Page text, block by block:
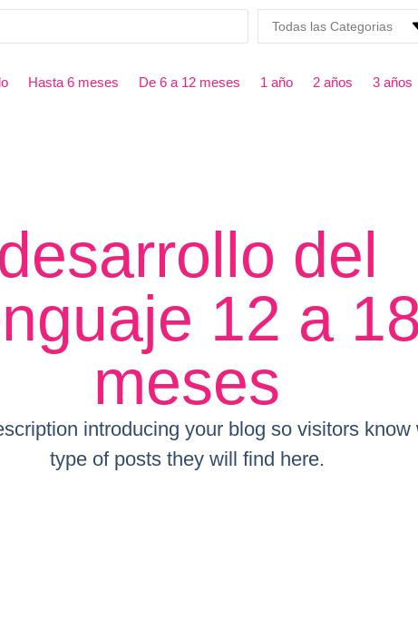
Hasta 6 meses De 6 a 12 meses 1 año 2 años 3 años
desarrollo del
12 a
meses
introducing your blog so visitors know
type of posts they will find here.